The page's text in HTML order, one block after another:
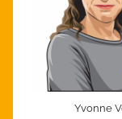
Yvonne